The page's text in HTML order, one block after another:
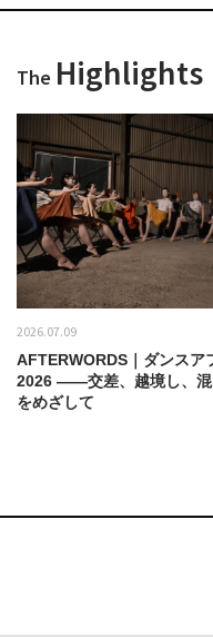
The Highlights
2026.07.09
AFTERWORDS｜ダンスア
2026 ——交差、越境し、混
をめざして